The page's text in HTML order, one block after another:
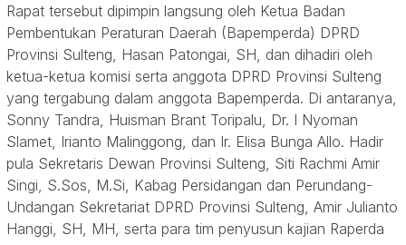
Rapat tersebut dipimpin langsung oleh Ketua Badan
Pembentukan Peraturan Daerah (Bapemperda) DPRD
Provinsi Sulteng, Hasan Patongai, SH, dan dihadiri oleh
ketua-ketua komisi serta anggota DPRD Provinsi Sulteng
yang tergabung dalam anggota Bapemperda. Di antaranya,
Sonny Tandra, Huisman Brant Toripalu, Dr. I Nyoman
Slamet, Irianto Malinggong, dan Ir. Elisa Bunga Allo. Hadir
pula Sekretaris Dewan Provinsi Sulteng, Siti Rachmi Amir
Singi, S.Sos, M.Si, Kabag Persidangan dan Perundang-
Undangan Sekretariat DPRD Provinsi Sulteng, Amir Julianto
Hanggi, SH, MH, serta para tim penyusun kajian Raperda